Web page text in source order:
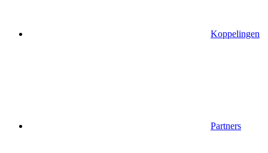
Koppelingen
Partners